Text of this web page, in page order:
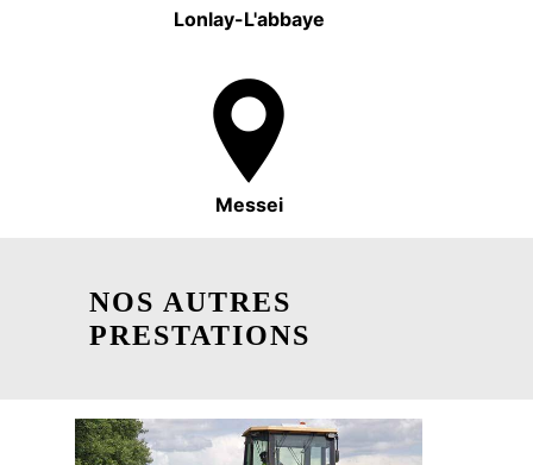
Lonlay-L'abbaye
Messei
NOS AUTRES
PRESTATIONS